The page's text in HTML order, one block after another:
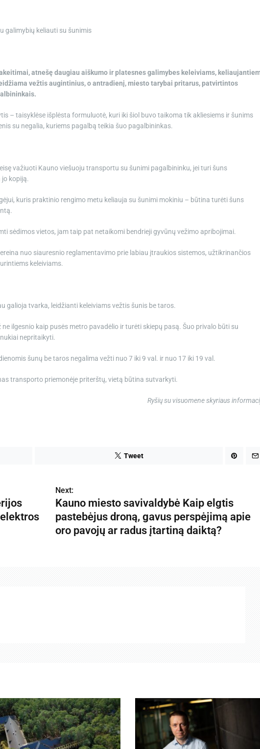
galimybių keliauti su šunimis
atnešę daugiau aiškumo ir platesnes galimybes keleiviams,
vežtis augintinius, o antradienį, miesto tarybai pritarus, patvirtintos
– taisyklėse išplėsta formuluotė, kuri iki šiol buvo taikoma tik akliesiems ir šunims
su negalia, kuriems pagalbą teikia šuo pagalbininkas.
važiuoti Kauno viešuoju transportu su šunimi pagalbininku, jei turi šuns
kopiją.
kuris praktinio rengimo metu keliauja su šunimi mokiniu – būtina turėti šuns
sėdimos vietos, jam taip pat netaikomi bendrieji gyvūnų vežimo apribojimai.
nuo siauresnio reglamentavimo prie labiau įtraukios sistemos, užtikrinančios
keleiviams.
galioja tvarka, leidžianti keleiviams vežtis šunis be taros.
ilgesnio kaip pusės metro pavadėlio ir turėti skiepų pasą. Šuo privalo būti su
nepritaikyti.
šunų be taros negalima vežti nuo 7 iki 9 val. ir nuo 17 iki 19 val.
transporto priemonėje priterštų, vietą būtina sutvarkyti.
Ryšių su visuomene skyriaus
Tweet
Next:
Kauno miesto savivaldybė Kaip elgtis
pastebėjus droną, gavus perspėjimą apie
oro pavojų ar radus įtartiną daiktą?